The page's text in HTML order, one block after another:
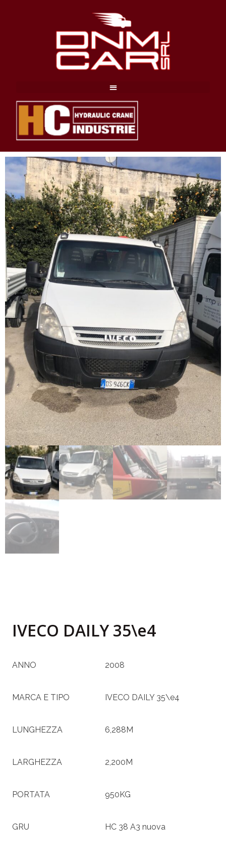
IVECO DAILY 35\e4
ANNO 2008
MARCA E TIPO IVECO DAILY 35\e4
LUNGHEZZA 6,288M
LARGHEZZA 2,200M
PORTATA 950KG
GRU HC 38 A3 nuova